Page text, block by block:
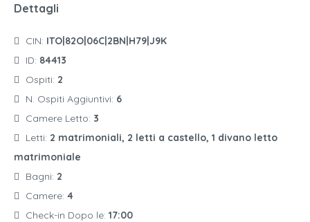
Dettagli
CIN: ITO|82O|06C|2BN|H79|J9K
ID: 84413
Ospiti: 2
N. Ospiti Aggiuntivi: 6
Camere Letto: 3
Letti: 2 matrimoniali, 2 letti a castello, 1 divano letto
matrimoniale
Bagni: 2
Camere: 4
Check-in Dopo le: 17:00